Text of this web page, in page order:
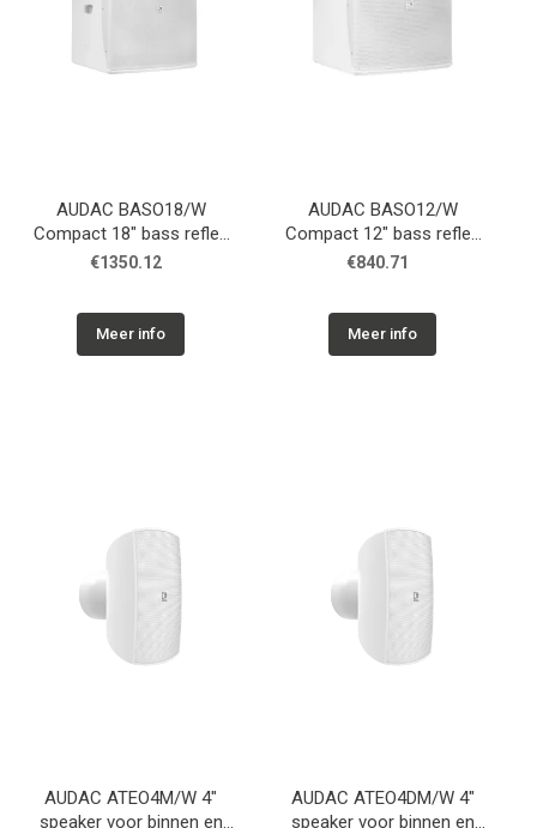
AUDAC BASO18/W
Compact 18" bass reflex
cabinet White
€1350.12
Meer info
AUDAC BASO12/W
Compact 12" bass reflex
cabinet White
€840.71
Meer info
AUDAC ATEO4M/W 4"
speaker voor binnen en
AUDAC ATEO4DM/W 4"
speaker voor binnen en